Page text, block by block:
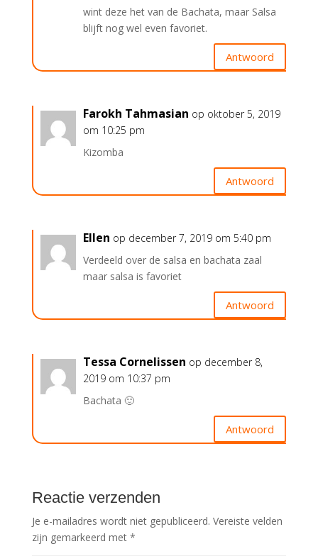
wint deze het van de Bachata, maar Salsa
blijft nog wel even favoriet.
Antwoord
Farokh Tahmasian op oktober 5, 2019
om 10:25 pm
Kizomba
Antwoord
Ellen op december 7, 2019 om 5:40 pm
Verdeeld over de salsa en bachata zaal
maar salsa is favoriet
Antwoord
Tessa Cornelissen op december 8,
2019 om 10:37 pm
Bachata 🙂
Antwoord
Reactie verzenden
Je e-mailadres wordt niet gepubliceerd. Vereiste velden
zijn gemarkeerd met *